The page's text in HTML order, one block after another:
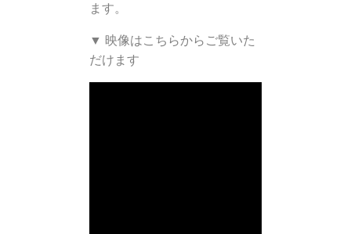
ます。
▼ 映像はこちらからご覧いた
だけます